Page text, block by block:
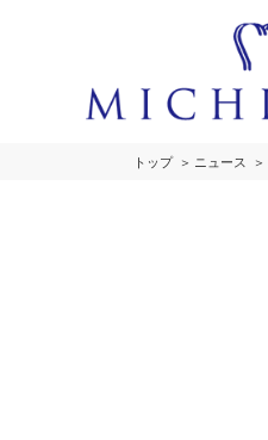
トップ ニュース